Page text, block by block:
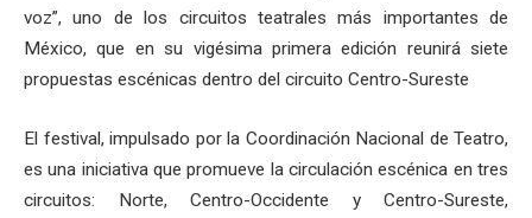
voz”, uno de los circuitos teatrales más importantes de
México, que en su vigésima primera edición reunirá siete
propuestas escénicas dentro del circuito Centro-Sureste
El festival, impulsado por la Coordinación Nacional de Teatro,
es una iniciativa que promueve la circulación escénica en tres
circuitos: Norte, Centro-Occidente y Centro-Sureste,